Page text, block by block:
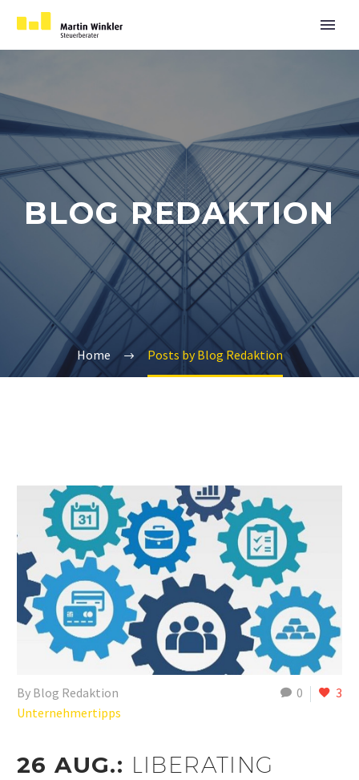
BLOG REDAKTION
Home Posts by Blog Redaktion
0 3
By Blog Redaktion
Unternehmertipps
26 AUG.: LIBERATING